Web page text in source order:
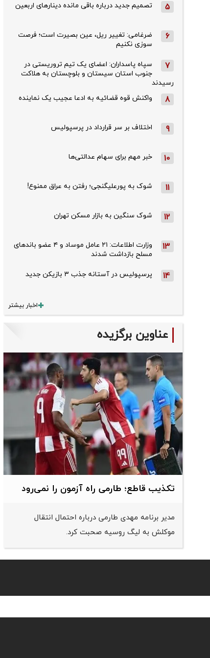
5 تصمیم جدید درباره باقی مانده دینارهای اربعین
6
ضرغامی: تغییر ریل، عین بصیرت است؛ فرصت
سوزی نکنیم
7
سپاه پاسداران: اعضای یک تیم تروریستی در
جنوب استان سیستان و بلوچستان به هلاکت
رسیدند
8 واکنش قوه قضائیه به ادعا عجیب یک نماینده
9 اختلاف بر سر قرارداد در پرسپولیس
10 خبر مهم برای سهام عدالتی‌ها
11 شوک به پورعلیگنجی؛ رفتن به عراق ممنوع!
12 شوک سنگین به بازار مسکن تهران
13
وزارت اطلاعات: ۲۱ عامل موساد و ۴ عضو باندهای
مسلح بازداشت شدند
14 پرسپولیس در آستانه جذب ۳ بازیکن جدید
اخبار بیشتر
عناوین برگزیده
تکذیب قاطع؛‌ طارمی راه آزمون را نمی‌رود
مدیر برنامه مهدی طارمی درباره احتمال انتقال
موکلش به لیگ روسیه صحبت کرد.